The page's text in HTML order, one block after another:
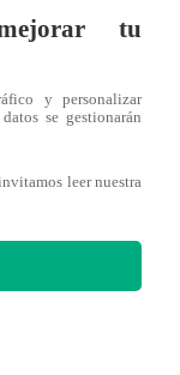
tu
y personalizar
datos se gestionarán
leer nuestra